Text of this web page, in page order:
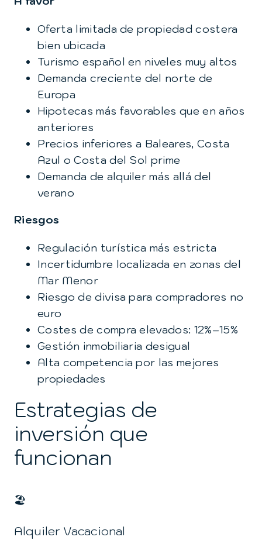
Oferta limitada de propiedad costera
bien ubicada
Turismo español en niveles muy altos
Demanda creciente del norte de
Europa
Hipotecas más favorables que en años
anteriores
Precios inferiores a Baleares, Costa
Azul o Costa del Sol prime
Demanda de alquiler más allá del
verano
Riesgos
Regulación turística más estricta
Incertidumbre localizada en zonas del
Mar Menor
Riesgo de divisa para compradores no
euro
Costes de compra elevados: 12%–15%
Gestión inmobiliaria desigual
Alta competencia por las mejores
propiedades
Estrategias de
inversión que
funcionan
🏖️
Alquiler Vacacional